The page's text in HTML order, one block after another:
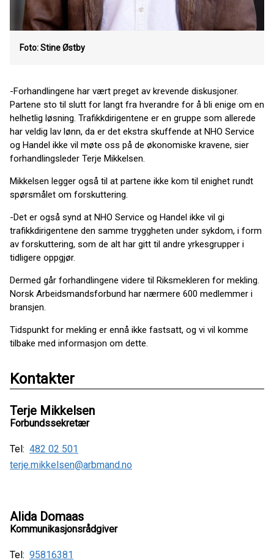
Foto: Stine Østby
-Forhandlingene har vært preget av krevende diskusjoner.
Partene sto til slutt for langt fra hverandre for å bli enige om en
helhetlig løsning. Trafikkdirigentene er en gruppe som allerede
har veldig lav lønn, da er det ekstra skuffende at NHO Service
og Handel ikke vil møte oss på de økonomiske kravene, sier
forhandlingsleder Terje Mikkelsen.
Mikkelsen legger også til at partene ikke kom til enighet rundt
spørsmålet om forskuttering.
-Det er også synd at NHO Service og Handel ikke vil gi
trafikkdirigentene den samme tryggheten under sykdom, i form
av forskuttering, som de alt har gitt til andre yrkesgrupper i
tidligere oppgjør.
Dermed går forhandlingene videre til Riksmekleren for mekling.
Norsk Arbeidsmandsforbund har nærmere 600 medlemmer i
bransjen.
Tidspunkt for mekling er ennå ikke fastsatt, og vi vil komme
tilbake med informasjon om dette.
Kontakter
Terje Mikkelsen
Forbundssekretær
Tel: 482 02 501
terje.mikkelsen@arbmand.no
Alida Domaas
Kommunikasjonsrådgiver
Tel: 95816381